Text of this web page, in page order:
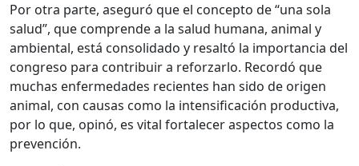
Por otra parte, aseguró que el concepto de “una sola
salud”, que comprende a la salud humana, animal y
ambiental, está consolidado y resaltó la importancia del
congreso para contribuir a reforzarlo. Recordó que
muchas enfermedades recientes han sido de origen
animal, con causas como la intensificación productiva,
por lo que, opinó, es vital fortalecer aspectos como la
prevención.